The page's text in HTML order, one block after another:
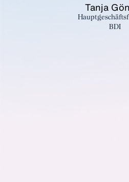
Tanja
BDI